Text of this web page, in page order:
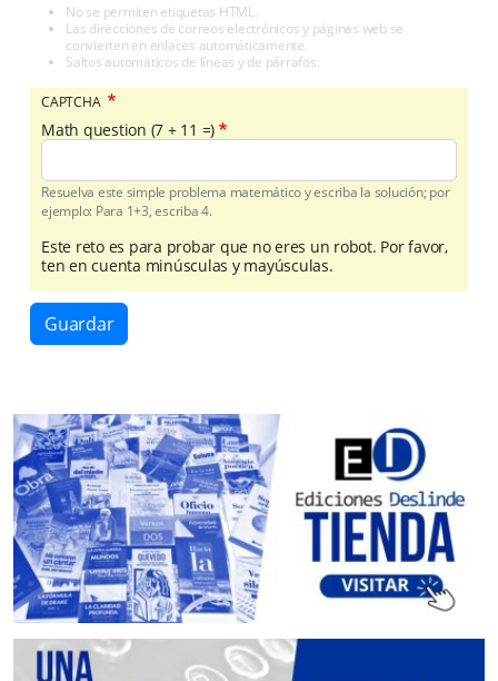
No se permiten etiquetas HTML.
Las direcciones de correos electrónicos y páginas web se
convierten en enlaces automáticamente.
Saltos automáticos de líneas y de párrafos.
CAPTCHA
Math question (7 + 11 =)
Resuelva este simple problema matemático y escriba la solución; por
ejemplo: Para 1+3, escriba 4.
Este reto es para probar que no eres un robot. Por favor,
ten en cuenta minúsculas y mayúsculas.
Guardar